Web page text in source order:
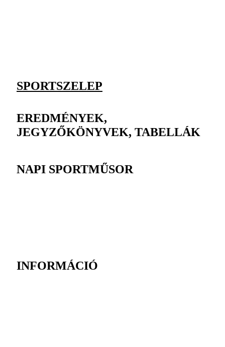
SPORTSZELEP
EREDMÉNYEK,
JEGYZŐKÖNYVEK, TABELLÁK
NAPI SPORTMŰSOR
INFORMÁCIÓ